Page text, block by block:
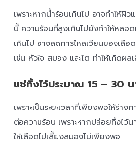
เพราะหากน้ำร้อนเกินไป อาจทำให้ผิ
นี้ ความร้อนที่สูงเกินไปยังทำให้หลอ
เกินไป อาจลดการไหลเวียนของเลื
เช่น หัวใจ สมอง และไต ทำให้เกิดผ
แช่ทิ้งไว้ประมาณ 15 – 30 น
เพราะเป็นระยะเวลาที่เพียงพอให้ร่า
ต่อความร้อน เพราะหากปล่อยทิ้งไว้
ให้เลือดไปเลี้ยงสมองไม่เพียงพอ